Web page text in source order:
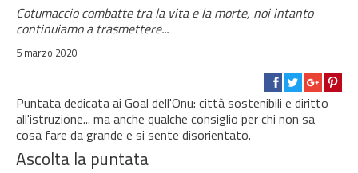
Cotumaccio combatte tra la vita e la morte, noi intanto
continuiamo a trasmettere...
5 marzo 2020
Puntata dedicata ai Goal dell'Onu: città sostenibili e diritto
all'istruzione... ma anche qualche consiglio per chi non sa
cosa fare da grande e si sente disorientato.
Ascolta la puntata